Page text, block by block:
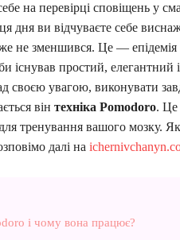
на перевірці сповіщень у
дня ви відчуваєте себе
не зменшився. Це — епідемія
існував простий, елегантний
своєю увагою, виконувати
він техніка Pomodoro. Це
тренування вашого мозку.
далі на
і чому вона працює?